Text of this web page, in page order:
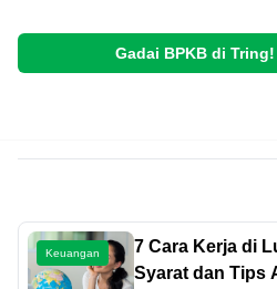
Gadai BPKB di
Keuangan
7 Cara Kerja di
Syarat dan Tips